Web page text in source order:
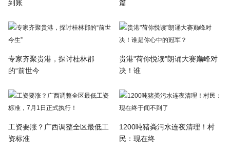
到账
篇
专家齐聚贵港，探讨桂林郡
的“前世今
贵港"荷你悦读"朗诵大赛巅峰对
决！谁
工资要涨？广西调整全区最低工
资标准
1200吨猪粪污水连夜清理！村
民：现在终